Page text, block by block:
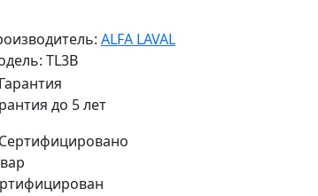
ALFA LAVAL
TL3B
до 5 лет